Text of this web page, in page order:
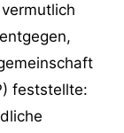
feststellte: